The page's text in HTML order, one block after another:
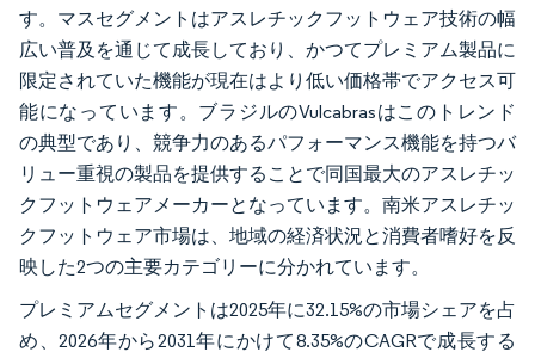
す。マスセグメントはアスレチックフットウェア技術の幅
広い普及を通じて成長しており、かつてプレミアム製品に
限定されていた機能が現在はより低い価格帯でアクセス可
能になっています。ブラジルのVulcabrasはこのトレンド
の典型であり、競争力のあるパフォーマンス機能を持つバ
リュー重視の製品を提供することで同国最大のアスレチッ
クフットウェアメーカーとなっています。南米アスレチッ
クフットウェア市場は、地域の経済状況と消費者嗜好を反
映した2つの主要カテゴリーに分かれています。
プレミアムセグメントは2025年に32.15%の市場シェアを占
め、2026年から2031年にかけて8.35%のCAGRで成長する